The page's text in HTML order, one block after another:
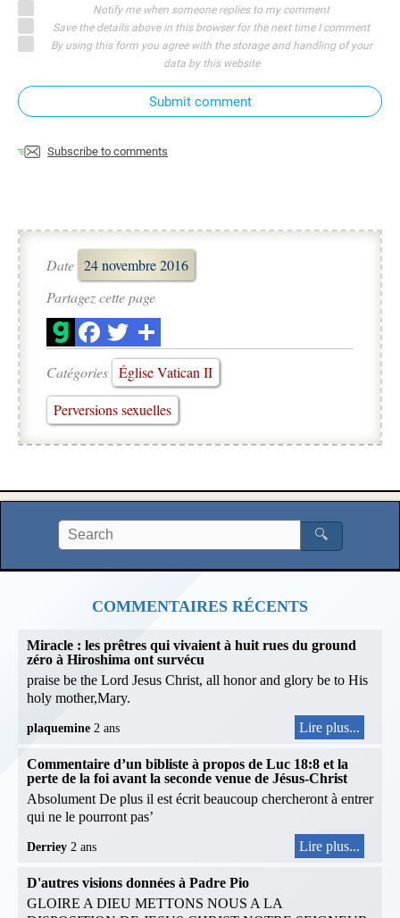
Notify me when someone replies to my comment
Save the details above in this browser for the next time I comment
By using this form you agree with the storage and handling of your
data by this website
Submit comment
Subscribe to comments
Date 24 novembre 2016
Partagez cette page
Catégories Église Vatican II
Perversions sexuelles
🔍
COMMENTAIRES RÉCENTS
Miracle : les prêtres qui vivaient à huit rues du ground
zéro à Hiroshima ont survécu
praise be the Lord Jesus Christ, all honor and glory be to His
holy mother,Mary.
plaquemine 2 ans Lire plus...
Commentaire d’un bibliste à propos de Luc 18:8 et la
perte de la foi avant la seconde venue de Jésus-Christ
Absolument De plus il est écrit beaucoup chercheront à entrer
qui ne le pourront pas’
Derriey 2 ans Lire plus...
D'autres visions données à Padre Pio
GLOIRE A DIEU METTONS NOUS A LA